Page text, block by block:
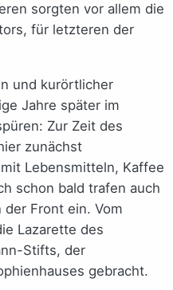
sorgten vor allem die
für letzteren der
und kurörtlicher
Jahre später im
Zur Zeit des
zunächst
Lebensmitteln, Kaffee
schon bald trafen auch
Front ein. Vom
Lazarette des
Stifts, der
gebracht.